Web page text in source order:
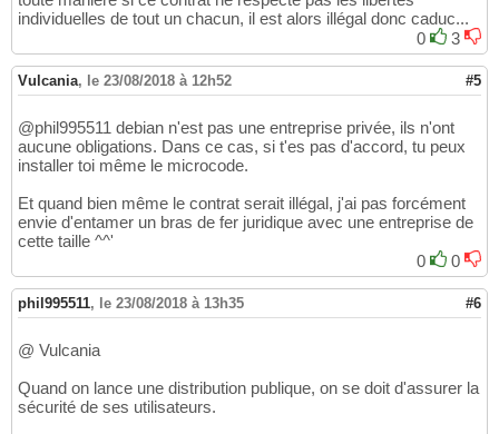
individuelles de tout un chacun, il est alors illégal donc caduc...
0
3
Vulcania, le 23/08/2018 à 12h52 #5
@phil995511 debian n'est pas une entreprise privée, ils n'ont
aucune obligations. Dans ce cas, si t'es pas d'accord, tu peux
installer toi même le microcode.
Et quand bien même le contrat serait illégal, j'ai pas forcément
envie d'entamer un bras de fer juridique avec une entreprise de
cette taille ^^'
0
0
phil995511, le 23/08/2018 à 13h35 #6
@ Vulcania
Quand on lance une distribution publique, on se doit d'assurer la
sécurité de ses utilisateurs.